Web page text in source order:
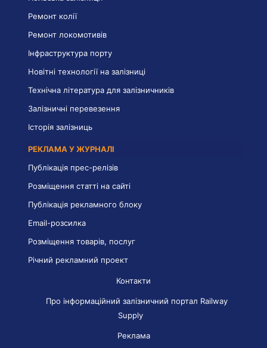
Ремонт колії
Ремонт локомотивів
Інфраструктура порту
Новітні технології на залізниці
Технічна література для залізничників
Залізничні перевезення
Історія залізниць
РЕКЛАМА У ЖУРНАЛІ
Публікація прес-релізів
Розміщення статті на сайті
Публікація рекламного блоку
Email-розсилка
Розміщення товарів, послуг
Річний рекламний проект
Контакти
Про інформаційний залізничний портал Railway
Supply
Реклама